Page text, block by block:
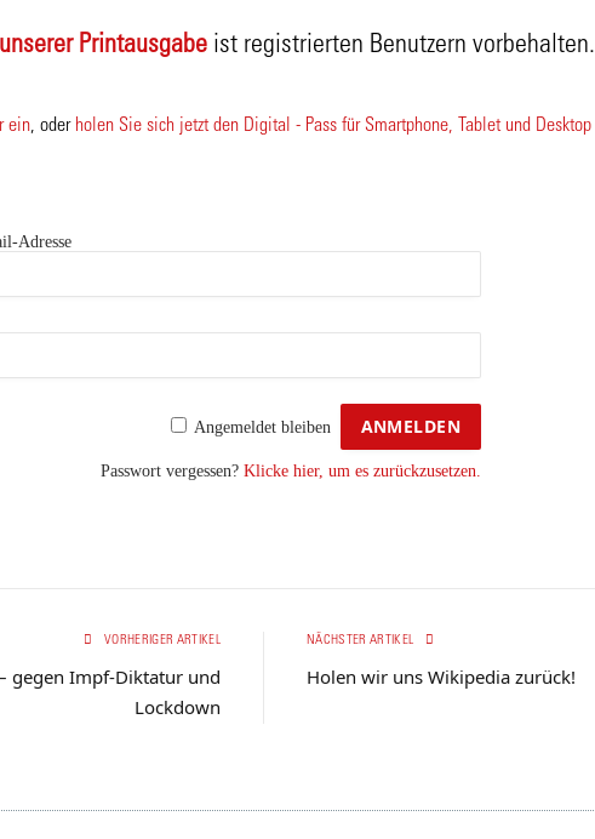
Printausgabe ist registrierten Benutzern vorbehalten.
ein, oder holen Sie sich jetzt den Digital - Pass für Smartphone, Tablet und Desktop
Adresse
Angemeldet bleiben
Passwort vergessen? Klicke hier, um es zurückzusetzen.
VORHERIGER ARTIKEL
gegen Impf-Diktatur und
Lockdown
NÄCHSTER ARTIKEL
Holen wir uns Wikipedia zurück!